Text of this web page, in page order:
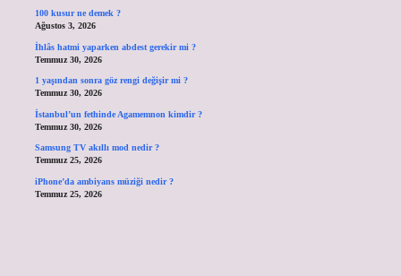
100 kusur ne demek ?
Ağustos 3, 2026
İhlâs hatmi yaparken abdest gerekir mi ?
Temmuz 30, 2026
1 yaşından sonra göz rengi değişir mi ?
Temmuz 30, 2026
İstanbul’un fethinde Agamemnon kimdir ?
Temmuz 30, 2026
Samsung TV akıllı mod nedir ?
Temmuz 25, 2026
iPhone’da ambiyans müziği nedir ?
Temmuz 25, 2026